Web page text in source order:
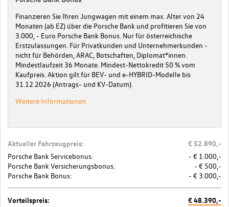
Finanzieren Sie Ihren Jungwagen mit einem max. Alter von 24
Monaten (ab EZ) über die Porsche Bank und profitieren Sie von
3.000, - Euro Porsche Bank Bonus. Nur für österreichische
Erstzulassungen. Für Privatkunden und Unternehmerkunden -
nicht für Behörden, ARAC, Botschaften, Diplomat*innen.
Mindestlaufzeit 36 Monate. Mindest-Nettokredit 50 % vom
Kaufpreis. Aktion gilt für BEV- und e-HYBRID-Modelle bis
31.12.2026 (Antrags- und KV-Datum).
Weitere Informationen
Aktueller Fahrzeugpreis: € 52.890,-
Porsche Bank Servicebonus:
- € 1.000,-
Porsche Bank Versicherungsbonus:
- € 500,-
Porsche Bank Bonus:
- € 3.000,-
Vorteilspreis: € 48.390,-